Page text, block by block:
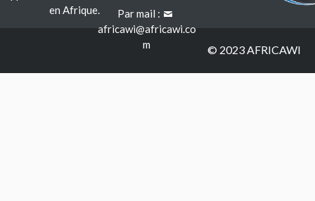
en Afrique.
Par mail :
africawi@africawi.co
m
© 2023 AFRICAWI